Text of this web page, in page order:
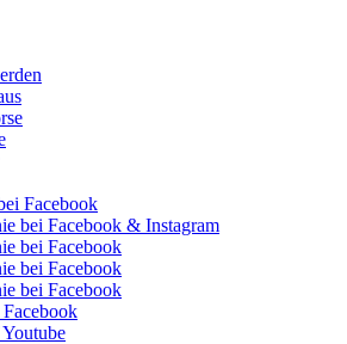
Facebook
bei Facebook & Instagram
bei Facebook
bei Facebook
bei Facebook